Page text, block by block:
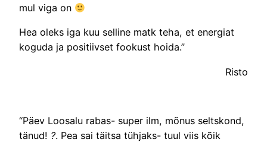
mul viga on
Hea oleks iga kuu selline matk teha, et energiat
koguda ja positiivset fookust hoida.”
Risto
“Päev Loosalu rabas- super ilm, mõnus seltskond,
tänud! ?. Pea sai täitsa tühjaks- tuul viis kõik